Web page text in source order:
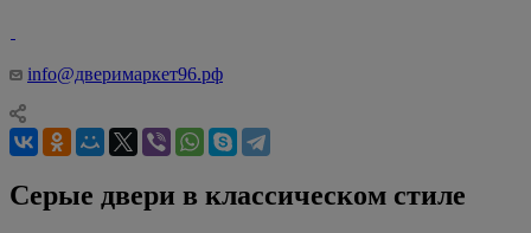
info@дверимаркет96.рф
Серые двери в классическом стиле